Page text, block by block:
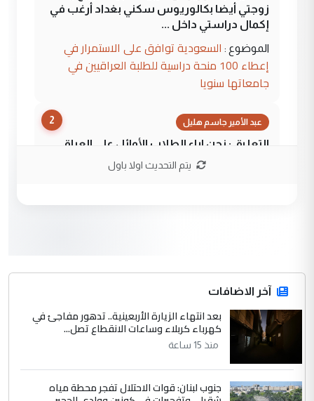
زوجتي أيضا بكالوريوس سكني بغداد أرغب في
إكمال دراستي داخل ...
الموضوع : السعودية توافق على الاستمرار في
إعطاء 100 منحة دراسية للطلبة العراقيين في
جامعاتها سنويا
2 عبد الأمير جاسم هليل
التعليق : نحن اباء الطلاب الأوائل على العراق
نتشرف بلقاء السيد احمد الصافي في العتبات
التعليق : قرار مستعجل جدا ولامصلحة فيه
للوزاره ولا للمواطن القرار الصائب يكون بعد
الاستماع للمدير ومغرفة ...
الموضوع :
وزير الصحة يعفي مدير مستشفى الكرخ
العام في بغداد
4 سردار
يتم التحديث اولا باول
آخر الاضافات
بعد انتهاء الزيارة الأربعينية.. تدهور مفاجئ في
كهرباء كربلاء وساعات الانقطاع تصل...
منذ 15 ساعة
جنوب لبنان: قوات الاحتلال تفجر محطة مياه